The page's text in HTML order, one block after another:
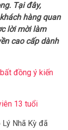
Tại đây,
hàng quan
lời mời làm
cao cấp dành
đồng ý kiến
13 tuổi
Nhã Kỳ đã